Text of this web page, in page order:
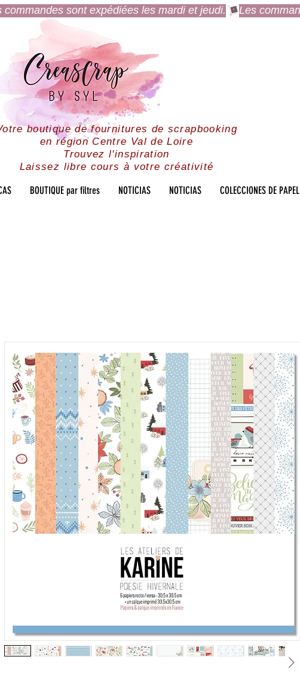
commandes sont expédiées les mardi et jeudi.
boutique de fournitures de scrapbooking
en région Centre Val de Loire
Trouvez l'inspiration
Laissez libre cours à votre créativité
BOUTIQUE par filtres NOTICIAS NOTICIAS COLECCIONES DE PAPEL